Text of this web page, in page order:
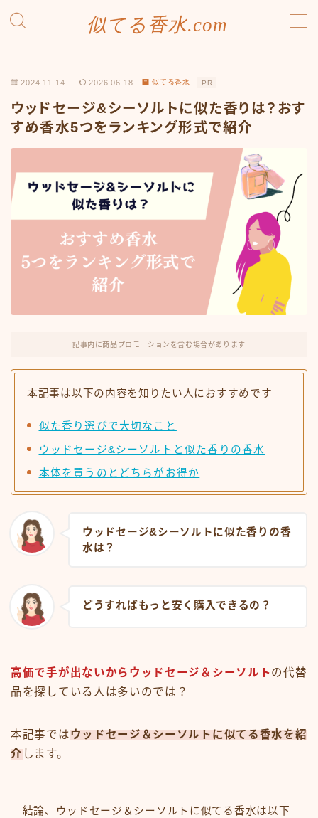
似てる香水.com
お問い合わせ
プライバシーポリシー
利用規約／特定商取引法に基づく表記
有料記事の決済完了ページ
2024.11.14 2026.06.18 似てる香水 PR
ウッドセージ&シーソルトに似た香りは？おす
すめ香水5つをランキング形式で紹介
記事内に商品プロモーションを含む場合があります
本記事は以下の内容を知りたい人におすすめです
似た香り選びで大切なこと
ウッドセージ&シーソルトと似た香りの香水
本体を買うのとどちらがお得か
ウッドセージ&シーソルトに似た香りの香
水は？
どうすればもっと安く購入できるの？
高価で手が出ないからウッドセージ＆シーソルトの代替
品を探している人は多いのでは？
本記事ではウッドセージ＆シーソルトに似てる香水を紹
介 します。
結論、ウッドセージ＆シーソルトに似てる香水は以下